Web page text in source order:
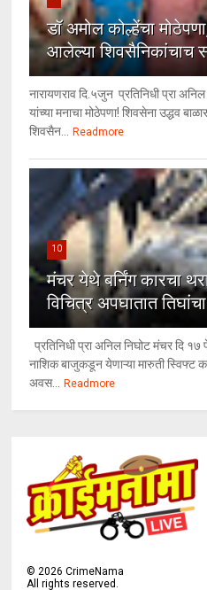
डॉ अमोल कोल्हेंचा
आलेल्या शिवसैनिकांचाच
नारायणराव दि.५जुन प्रतिनिधी प्रा
यांच्या मनाचा मोठेपणा! शिवसेना उद्धव
शिवसैन... Readmore
10
मंचर येथे बर्निंग कारचा
विचित्र अपघातात
प्रतिनिधी प्रा अनिल निघोट मंचर दि
नाशिक बाजुकडून येणाऱ्या मारुती
अवस... Readmore
©2026 CrimeNama
All rights reserved.